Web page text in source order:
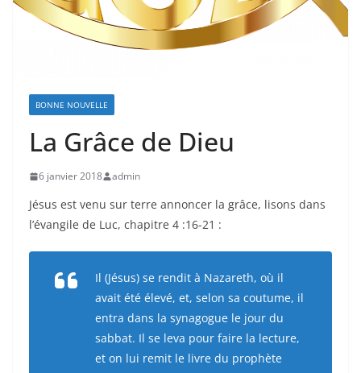
BONNE NOUVELLE
La Grâce de Dieu
6 janvier 2018 admin
Jésus est venu sur terre annoncer la grâce, lisons dans
l’évangile de Luc, chapitre 4 :16-21 :
Il (Jésus) se rendit à Nazareth, où il
avait été élevé, et, selon sa coutume, il
entra dans la synagogue le jour du
sabbat. Il se leva pour faire la lecture,
et on lui remit le livre du prophète